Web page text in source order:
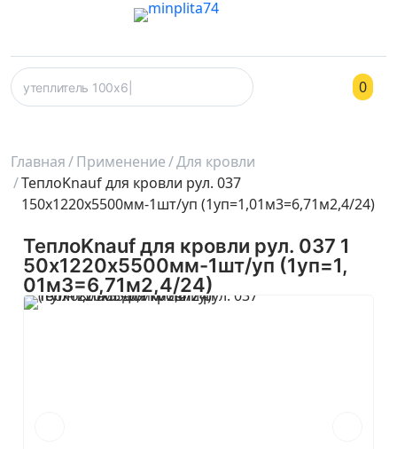
0
Главная Применение Для кровли
ТеплоKnauf для кровли рул. 037
150х1220х5500мм-1шт/уп (1уп=1,01м3=6,71м2,4/24)
ТеплоKnauf для кровли рул. 037 1
50х1220х5500мм-1шт/уп (1уп=1,
01м3=6,71м2,4/24)